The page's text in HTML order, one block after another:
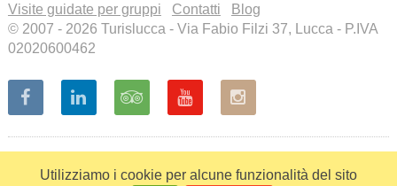
Utilizziamo i cookie per alcune funzionalità del sito
Visite guidate per gruppi
Contatti
Blog
© 2007 - 2026 Turislucca - Via Fabio Filzi 37, Lucca - P.IVA
02020600462
Recensioni a cura di Visita ilnostro profilo